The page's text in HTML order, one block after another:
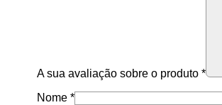
A sua avaliação sobre o produto *
Nome *